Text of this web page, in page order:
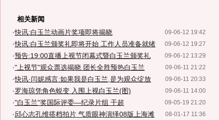
相关新闻
09-06-12 19:42
·快讯:白玉兰动画片奖项即将揭晓
09-06-12 19:27
·快讯:白玉兰颁奖礼即将开始 工作人员准备就绪
09-06-12 13:29
·预告:19:00直播上视节闭幕式暨白玉兰颁奖礼
09-06-11 21:22
·"上视节"观众票选揭晓 团长全胜预热白玉兰
09-06-11 20:33
·快讯·闫妮感言:如果我是白玉兰,是为观众绽放
09-06-11 14:00
·罗海琼凭角色蜕变 入围上视白玉兰(图)
09-05-19 21:20
·"白玉兰"奖国际评委—纪录片组 干超
08-01-17 11:36
·邱心志孔维搭档拍片 气质眼神演绎08版上海滩